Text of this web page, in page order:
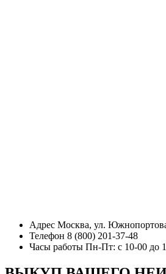
Адрес Москва, ул.
Телефон 8 (800) 201-37-48
Часы работы Пн-Пт: с 10-00 до